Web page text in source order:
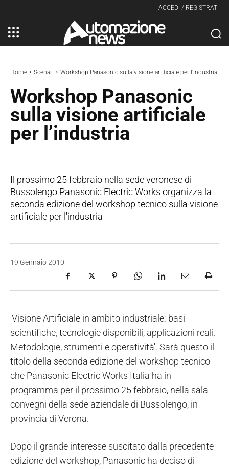
ACCEDI / REGISTRATI
Home Scenari Workshop Panasonic sulla visione artificiale per l'industria
Workshop Panasonic
sulla visione artificiale
per l’industria
Il prossimo 25 febbraio nella sede veronese di
Bussolengo Panasonic Electric Works organizza la
seconda edizione del workshop tecnico sulla visione
artificiale per l'industria
19 Gennaio 2010
'Visione Artificiale in ambito industriale: basi
scientifiche, tecnologie disponibili, applicazioni reali.
Metodologie, strumenti e operatività'. Sarà questo il
titolo della seconda edizione del workshop tecnico
che Panasonic Electric Works Italia ha in
programma per il prossimo 25 febbraio, nella sala
convegni della sede aziendale di Bussolengo, in
provincia di Verona.
Dopo il grande interesse suscitato dalla precedente
edizione del workshop, Panasonic ha deciso di